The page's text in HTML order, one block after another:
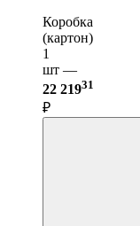
Коробка
(картон)
1
шт —
22 21931
₽